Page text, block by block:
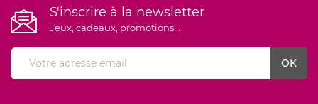
S'inscrire à la newsletter
Jeux, cadeaux, promotions...